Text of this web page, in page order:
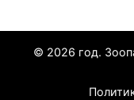
© 2026 год.